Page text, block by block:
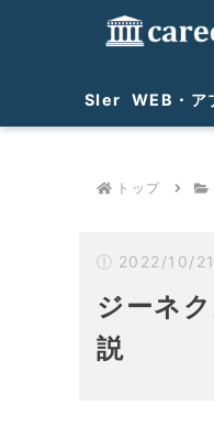
SIer WEB・ア
トップ
2022/10/21
ジーネ
説